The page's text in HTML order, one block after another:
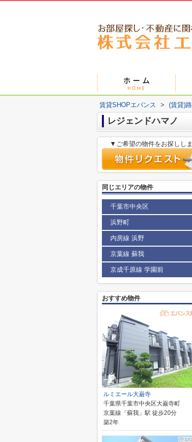
賃貸SHOPエバンス > (賃貸)
レジェンドハマノ
▼ご希望の物件をお探しし
同じエリアの物件
千葉市中央区
浜野町
内房線 浜野
京葉線 蘇我
京成千原線 学園前
おすすめ物件
ルミエール大巌寺
千葉県千葉市中央区大巌寺町
京葉線「蘇我」駅 徒歩20分
築2年